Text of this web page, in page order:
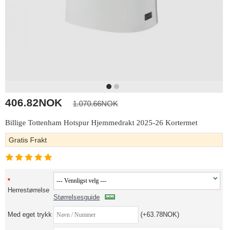
406.82NOK 1.070.66NOK
Billige Tottenham Hotspur Hjemmedrakt 2025-26 Kortermet
Gratis Frakt
Herrestørrelse
Størrelsesguide
Med eget trykk (+63.78NOK)